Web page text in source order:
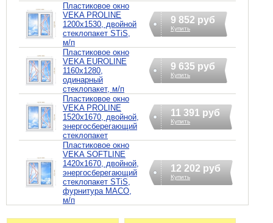
Пластиковое окно
VEKA PROLINE
1200х1530, двойной
стеклопакет STiS,
м/п
9 852 руб
Купить
Пластиковое окно
VEKA EUROLINE
1160х1280,
одинарный
стеклопакет, м/п
9 635 руб
Купить
Пластиковое окно
VEKA PROLINE
1520х1670, двойной,
энергосберегающий
стеклопакет
11 391 руб
Купить
Пластиковое окно
VEKA SOFTLINE
1420х1670, двойной,
энергосберегающий
стеклопакет STiS,
фурнитура MACO,
м/п
12 202 руб
Купить